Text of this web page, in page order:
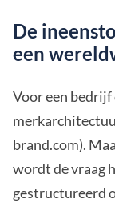
De
een
Voor een bedrijf
brand.com).
wordt de vraag
gestructureerd